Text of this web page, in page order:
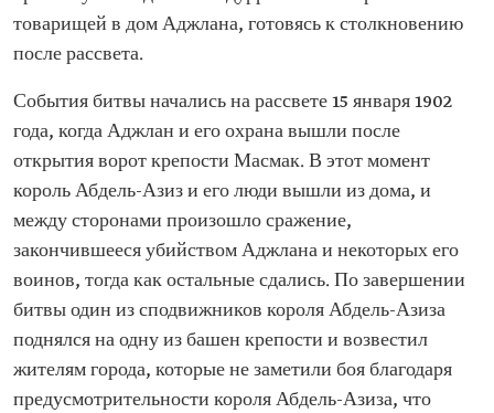
товарищей в дом Аджлана, готовясь к столкновению
после рассвета.
События битвы начались на рассвете 15 января 1902
года, когда Аджлан и его охрана вышли после
открытия ворот крепости Масмак. В этот момент
король Абдель-Азиз и его люди вышли из дома, и
между сторонами произошло сражение,
закончившееся убийством Аджлана и некоторых его
воинов, тогда как остальные сдались. По завершении
битвы один из сподвижников короля Абдель-Азиза
поднялся на одну из башен крепости и возвестил
жителям города, которые не заметили боя благодаря
предусмотрительности короля Абдель-Азиза, что